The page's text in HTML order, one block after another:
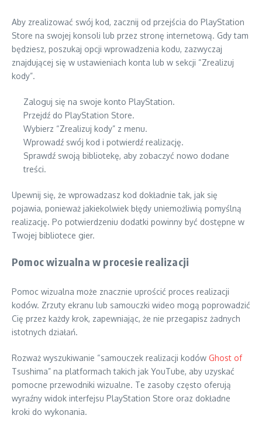
Aby zrealizować swój kod, zacznij od przejścia do PlayStation
Store na swojej konsoli lub przez stronę internetową. Gdy tam
będziesz, poszukaj opcji wprowadzenia kodu, zazwyczaj
znajdującej się w ustawieniach konta lub w sekcji “Zrealizuj
kody”.
Zaloguj się na swoje konto PlayStation.
Przejdź do PlayStation Store.
Wybierz “Zrealizuj kody” z menu.
Wprowadź swój kod i potwierdź realizację.
Sprawdź swoją bibliotekę, aby zobaczyć nowo dodane
treści.
Upewnij się, że wprowadzasz kod dokładnie tak, jak się
pojawia, ponieważ jakiekolwiek błędy uniemożliwią pomyślną
realizację. Po potwierdzeniu dodatki powinny być dostępne w
Twojej bibliotece gier.
Pomoc wizualna w procesie realizacji
Pomoc wizualna może znacznie uprościć proces realizacji
kodów. Zrzuty ekranu lub samouczki wideo mogą poprowadzić
Cię przez każdy krok, zapewniając, że nie przegapisz żadnych
istotnych działań.
Rozważ wyszukiwanie “samouczek realizacji kodów Ghost of
Tsushima” na platformach takich jak YouTube, aby uzyskać
pomocne przewodniki wizualne. Te zasoby często oferują
wyraźny widok interfejsu PlayStation Store oraz dokładne
kroki do wykonania.